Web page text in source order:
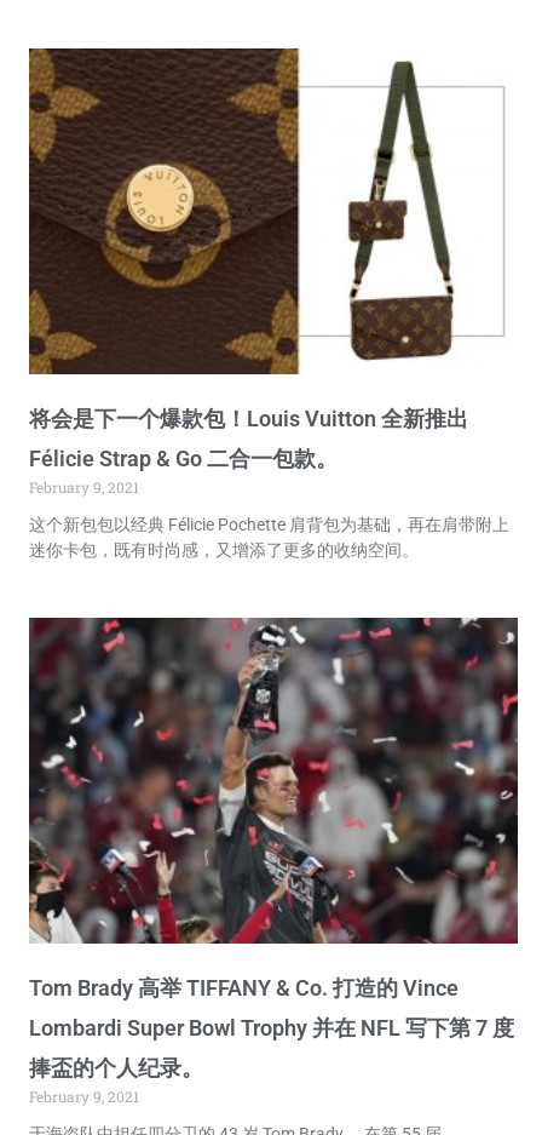
将会是下一个爆款包！Louis Vuitton 全新推出
Félicie Strap & Go 二合一包款。
February 9, 2021
这个新包包以经典 Félicie Pochette 肩背包为基础，再在肩带附上
迷你卡包，既有时尚感，又增添了更多的收纳空间。
Tom Brady 高举 TIFFANY & Co. 打造的 Vince
Lombardi Super Bowl Trophy 并在 NFL 写下第 7 度
捧盃的个人纪录。
February 9, 2021